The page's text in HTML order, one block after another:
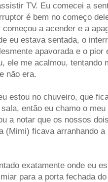
TV. Eu comecei a
é bem no começo
a acender e a
eu estava sentada, o
apavorada e o
ele me acalmou, tentando
não era.
estou no chuveiro, que
então eu chamo o
a notar que os nossos
(Mimi) ficava arranhando
exatamente onde eu
para a porta fechada